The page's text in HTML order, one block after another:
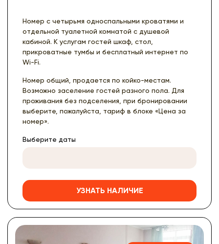
Номер с четырьмя односпальными кроватями и
отдельной туалетной комнатой с душевой
кабиной. К услугам гостей шкаф, стол,
прикроватные тумбы и бесплатный интернет по
Wi-Fi.
Номер общий, продается по койко-местам.
Возможно заселение гостей разного пола. Для
проживания без подселения, при бронировании
выберите, пожалуйста, тариф в блоке «Цена за
номер».
Выберите даты
УЗНАТЬ НАЛИЧИЕ